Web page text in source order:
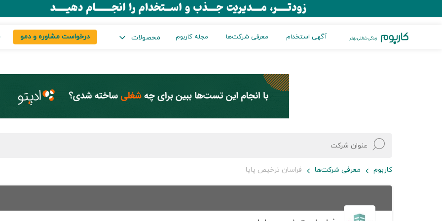
آگهی استخدام معرفی شرکت‌ها مجله کاربوم محصولات درخواست مشاوره و دمو
کاربوم معرفی شرکت‌ها فراسان ترخیص پایا